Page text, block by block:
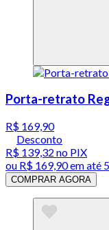
Porta-retrato
R$ 169,90
Desconto
R$ 139,32 no PIX
ou R$ 169,90em até
COMPRAR AGORA